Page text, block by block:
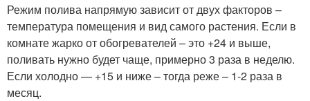
Режим полива напрямую зависит от двух факторов –
температура помещения и вид самого растения. Если в
комнате жарко от обогревателей – это +24 и выше,
поливать нужно будет чаще, примерно 3 раза в неделю.
Если холодно — +15 и ниже – тогда реже – 1-2 раза в
месяц.